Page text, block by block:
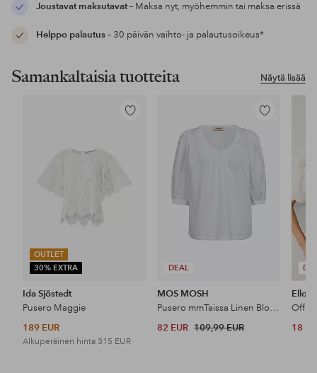
Joustavat maksutavat– Maksa nyt, myöhemmin tai maksa erissä
Helppo palautus– 30 päivän vaihto- ja palautusoikeus*
Näytä lisää
Samankaltaisia tuotteita
OUTLET
30% EXTRA
Lisää
Ida Sjöstedt
Pusero Maggie
189 EUR
Alkuperäinen hinta 315 EUR
DEAL
Lisää
suosikkeihin
MOS MOSH
Pusero mmTaissa Linen Blouse
82 EUR 109,99 EUR
Ellos
Off
18